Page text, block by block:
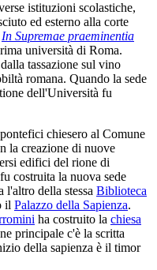
istituzioni scolastiche,
ed esterno alla corte
In Supremae praeminentia
università di Roma.
tassazione sul vino
romana. Quando la sede
dell'Università fu
chiesero al Comune
la creazione di nuove
edifici del rione di
fu costruita la nuova sede
l'altro della stessa Biblioteca
il Palazzo della Sapienza.
ha costruito la chiesa
principale c'è la scritta
della sapienza è il timor